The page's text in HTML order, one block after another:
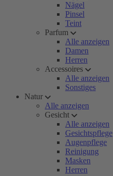
Nägel
Pinsel
Teint
Parfum
Alle anzeigen
Damen
Herren
Accessoires
Alle anzeigen
Sonstiges
Natur
Alle anzeigen
Gesicht
Alle anzeigen
Gesichtspflege
Augenpflege
Reinigung
Masken
Herren